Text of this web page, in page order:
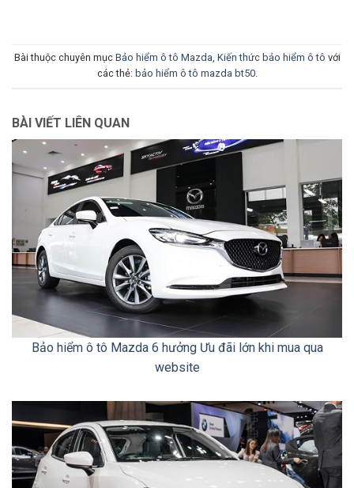
Bài thuộc chuyên mục Bảo hiểm ô tô Mazda, Kiến thức bảo hiểm ô tô với
các thẻ: bảo hiểm ô tô mazda bt50.
BÀI VIẾT LIÊN QUAN
Bảo hiểm ô tô Mazda 6 hưởng Ưu đãi lớn khi mua qua
website